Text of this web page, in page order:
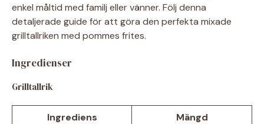
enkel måltid med familj eller vänner. Följ denna
detaljerade guide för att göra den perfekta mixade
grilltallriken med pommes frites.
Ingredienser
Grilltallrik
Ingrediens Mängd